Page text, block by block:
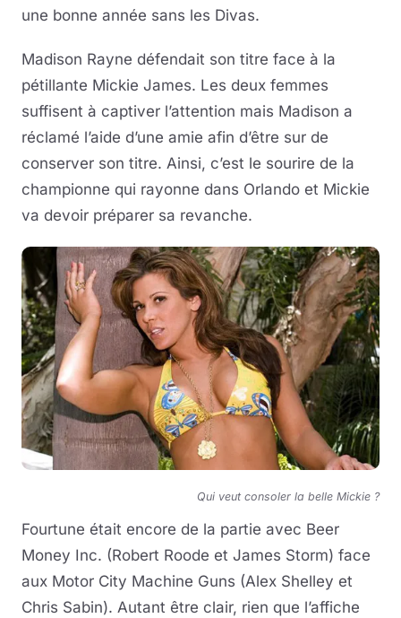
une bonne année sans les Divas.
Madison Rayne défendait son titre face à la
pétillante Mickie James. Les deux femmes
suffisent à captiver l’attention mais Madison a
réclamé l’aide d’une amie afin d’être sur de
conserver son titre. Ainsi, c’est le sourire de la
championne qui rayonne dans Orlando et Mickie
va devoir préparer sa revanche.
Qui veut consoler la belle Mickie ?
Fourtune était encore de la partie avec Beer
Money Inc. (Robert Roode et James Storm) face
aux Motor City Machine Guns (Alex Shelley et
Chris Sabin). Autant être clair, rien que l’affiche